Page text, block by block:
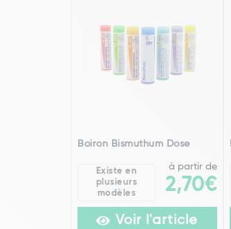
Boiron Bismuthum Dose
Existe en
plusieurs
modèles
à partir de
2,70€
Voir l'article